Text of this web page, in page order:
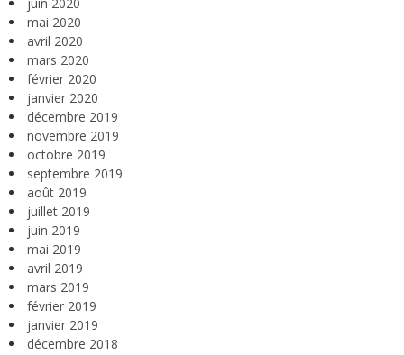
mai 2020
avril 2020
mars 2020
février 2020
janvier 2020
décembre 2019
novembre 2019
octobre 2019
septembre 2019
août 2019
juillet 2019
juin 2019
mai 2019
avril 2019
mars 2019
février 2019
janvier 2019
décembre 2018